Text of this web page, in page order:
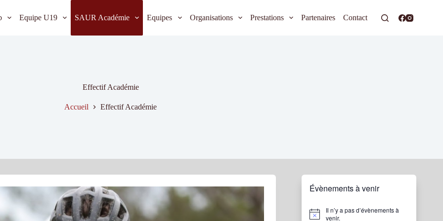
Equipe U19 SAUR Académie Equipes Organisations Prestations Partenaires Contact
Effectif Académie
Accueil Effectif Académie
Évènements à venir
N
Il n’y a pas d’évènements à
venir.